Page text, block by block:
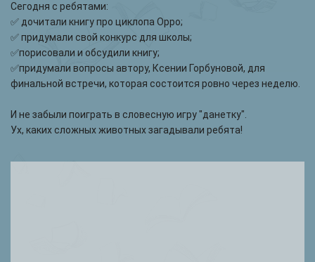
Сегодня с ребятами:
✅ дочитали книгу про циклопа Орро;
✅ придумали свой конкурс для школы;
✅порисовали и обсудили книгу;
✅придумали вопросы автору, Ксении Горбуновой, для
финальной встречи, которая состоится ровно через неделю.
И не забыли поиграть в словесную игру "данетку".
Ух, каких сложных животных загадывали ребята!